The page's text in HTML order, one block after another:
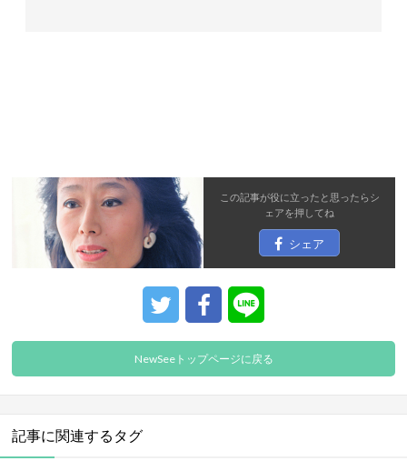
この記事が役に立ったと思ったらシ
ェアを押してね
シェア
NewSeeトップページに戻る
記事に関連するタグ